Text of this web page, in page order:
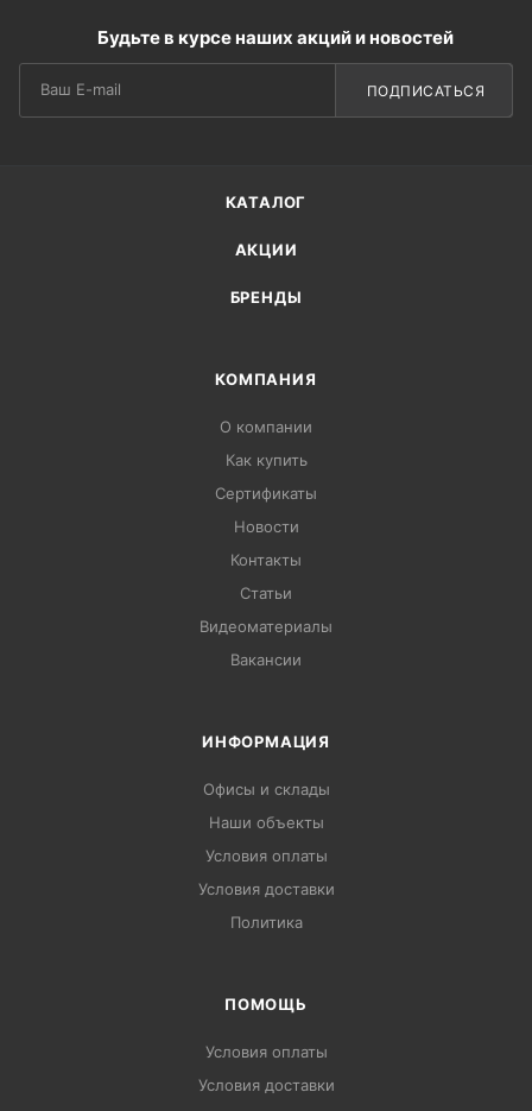
Будьте в курсе наших акций и новостей
ПОДПИСАТЬСЯ
КАТАЛОГ
АКЦИИ
БРЕНДЫ
КОМПАНИЯ
О компании
Как купить
Сертификаты
Новости
Контакты
Статьи
Видеоматериалы
Вакансии
ИНФОРМАЦИЯ
Офисы и склады
Наши объекты
Условия оплаты
Условия доставки
Политика
ПОМОЩЬ
Условия оплаты
Условия доставки